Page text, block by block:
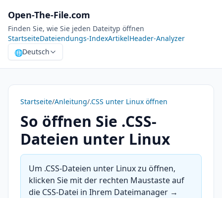
Open-The-File.com
Finden Sie, wie Sie jeden Dateityp öffnen
StartseiteDateiendungs-IndexArtikelHeader-Analyzer
🌐Deutsch
Startseite/Anleitung/.CSS unter Linux öffnen
So öffnen Sie .CSS-
Dateien unter Linux
Um .CSS-Dateien unter Linux zu öffnen,
klicken Sie mit der rechten Maustaste auf
die CSS-Datei in Ihrem Dateimanager →